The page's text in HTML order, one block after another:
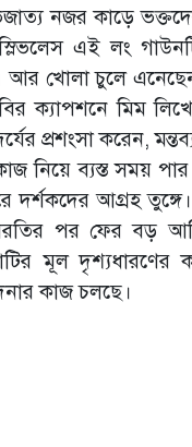
নজর কাড়ে
স্লিভলেস এই লং
আর খোলা চুলে
ক্যাপশনে মিম
প্রশংসা করেন,
কাজ নিয়ে ব্যস্ত সময়
দর্শকদের আগ্রহ
পর ফের বড়
মূল
কাজ চলছে।